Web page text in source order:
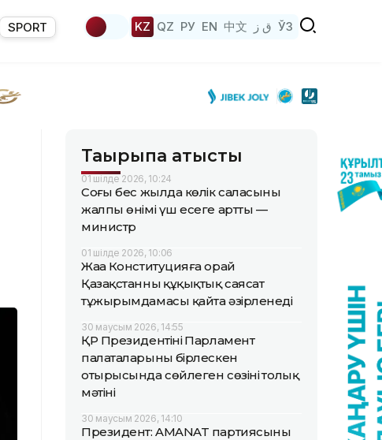
SPORT KZ QZ РУ EN 中文 ق ز ЎЗ
Тақырыпқа қатысты
01 шілде 2026, 10:24
Соңғы бес жылда көлік саласының
жалпы өнімі үш есеге артты —
министр
01 шілде 2026, 10:06
Жаңа Конституцияға орай
Қазақстанның құқықтық саясат
тұжырымдамасы қайта әзірленеді
30 маусым 2026, 14:55
ҚР Президентінің Парламент
палаталарының бірлескен
отырысында сөйлеген сөзінің толық
мәтіні
30 маусым 2026, 14:10
Президент: AMANAT партиясының